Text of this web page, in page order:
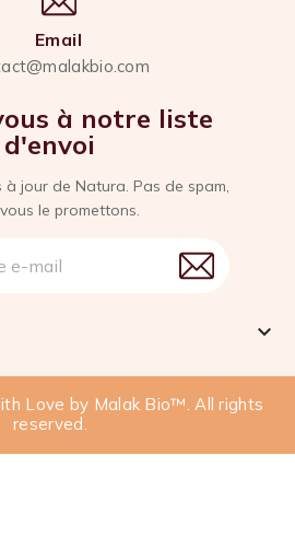
Email
à notre liste
d'envoi
à jour de Natura. Pas de spam,
le promettons.

Love by Malak Bio™. All rights
reserved.